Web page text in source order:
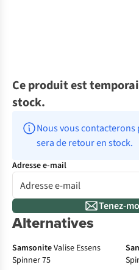
Ce produit est
stock.
Nous vous
sera de retour en stock.
Adresse e-mail
Tenez-
Alternatives
SamsoniteValise Essens
Spinner 75